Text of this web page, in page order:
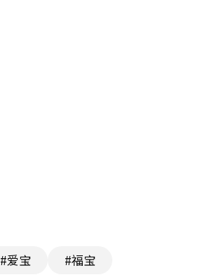
#爱宝 #福宝